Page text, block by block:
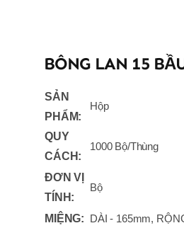
BÔNG LAN 15
SẢN
PHẨM:
QUY
CÁCH:
Hộp
1000 Bộ/Thùng
ĐƠN VỊ
TÍNH:
Bộ
MIỆNG: DÀI - 165mm,